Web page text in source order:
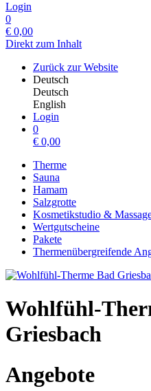
Login
0
€ 0,00
Direkt zum Inhalt
Zurück zur Website
Deutsch
Deutsch
English
Login
0
€ 0,00
Therme
Sauna
Hamam
Salzgrotte
Kosmetikstudio &
Wertgutscheine
Pakete
Thermenübergreifende
Wohlfühl-
Griesbach
Angebote